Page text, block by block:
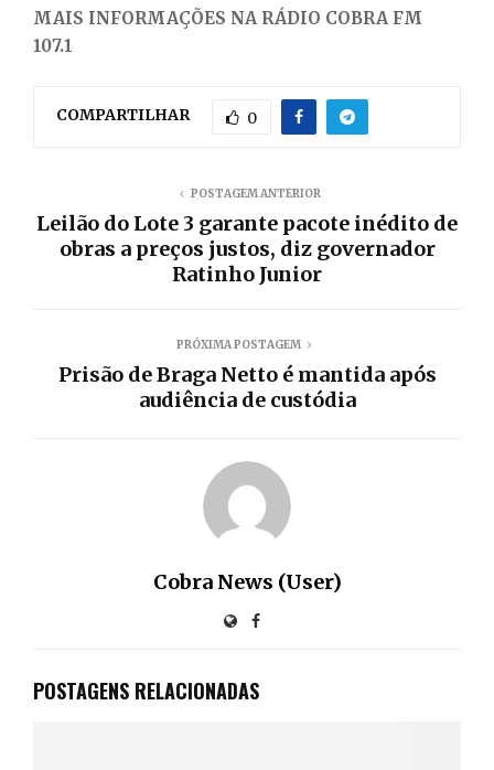
MAIS INFORMAÇÕES NA RÁDIO COBRA FM
107.1
COMPARTILHAR 0
POSTAGEM ANTERIOR
Leilão do Lote 3 garante pacote inédito de
obras a preços justos, diz governador
Ratinho Junior
PRÓXIMA POSTAGEM
Prisão de Braga Netto é mantida após
audiência de custódia
Cobra News (User)
POSTAGENS RELACIONADAS